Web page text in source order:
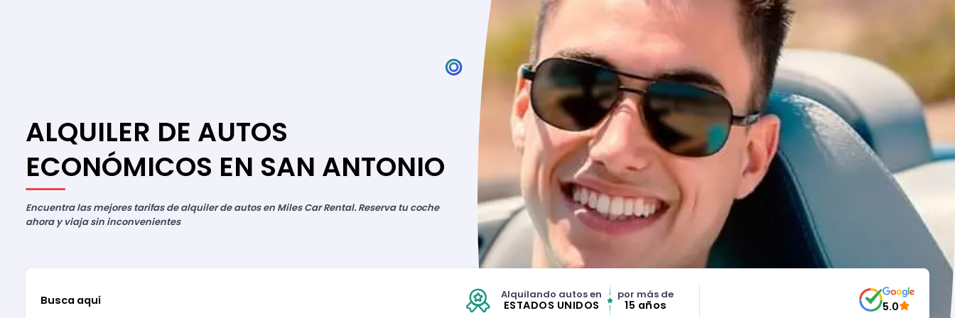
ALQUILER DE AUTOS
ECONÓMICOS EN SAN ANTONIO
Encuentra las mejores tarifas de alquiler de autos en Miles Car Rental. Reserva tu coche
ahora y viaja sin inconvenientes
Busca aquí Alquilando autos en
ESTADOS UNIDOS
por más de
15 años 5.0